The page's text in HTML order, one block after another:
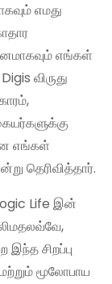
எமது
எங்கள்
விருது
எங்கள்
தெரிவித்தார்.
Life இன்
இந்த சிறப்பு
மூலோபாய